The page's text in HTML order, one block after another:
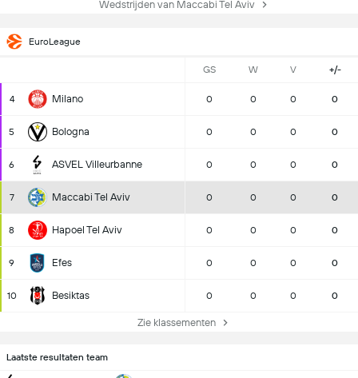
Wedstrijden van Maccabi Tel Aviv
EuroLeague
GS W V +/-
4 Milano 0 0 0 0
5 Bologna 0 0 0 0
6 ASVEL Villeurbanne 0 0 0 0
7 Maccabi Tel Aviv 0 0 0 0
8 Hapoel Tel Aviv 0 0 0 0
9 Efes 0 0 0 0
10 Besiktas 0 0 0 0
Zie klassementen
Laatste resultaten team